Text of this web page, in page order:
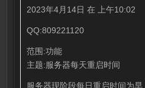
2023年4月14日 在 上午10:02
QQ:809221120
范围:功能
主题:服务器每天重启时间
服务器现阶段每日重启时间为